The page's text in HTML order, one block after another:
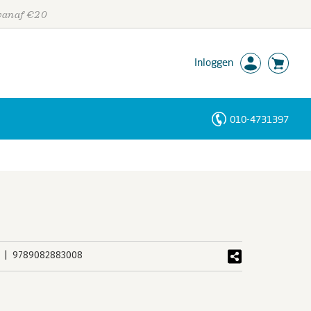
€20
Inloggen
010-4731397
9789082883008
Personen